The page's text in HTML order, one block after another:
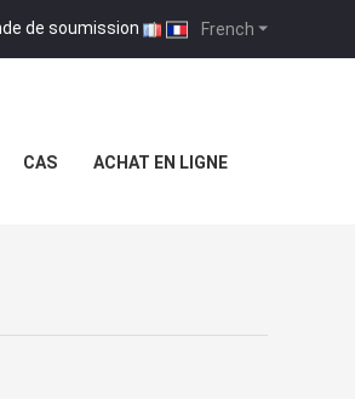
French
de soumission |
CAS ACHAT EN LIGNE